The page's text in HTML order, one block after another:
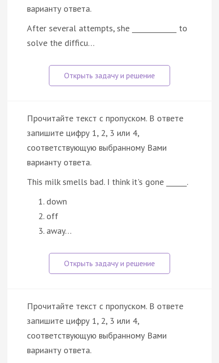
варианту ответа.
After several attempts, she _____________ to
solve the difficu…
Прочитайте текст с пропуском. В ответе
запишите цифру 1, 2, 3 или 4,
соответствующую выбранному Вами
варианту ответа.
This milk smells bad. I think it's gone ______.
down
off
away…
Прочитайте текст с пропуском. В ответе
запишите цифру 1, 2, 3 или 4,
соответствующую выбранному Вами
варианту ответа.